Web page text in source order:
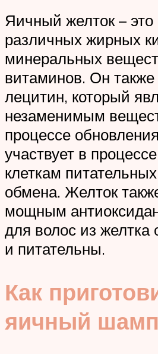
Яичный желток – это
различных жирных
минеральных
витаминов. Он
лецитин, который
незаменимым
процессе
участвует в
клеткам
обмена. Желток
мощным
для волос из желтка
и питательны.
Как
яичный